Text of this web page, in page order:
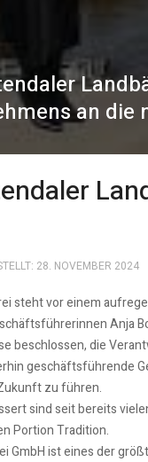
an die
28. NOVEMBER 2024
steht vor einem
Anja
beschlossen, die
geschäftsführende
zu führen.
sind seit bereits
Portion Tradition.
GmbH ist eines der